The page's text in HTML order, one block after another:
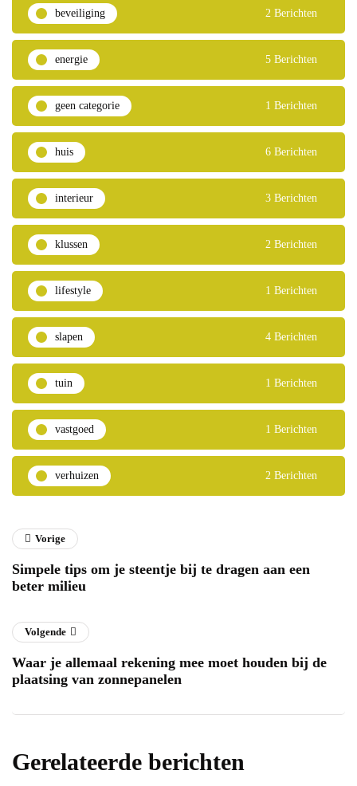
beveiliging 2 Berichten
energie 5 Berichten
geen categorie 1 Berichten
huis 6 Berichten
interieur 3 Berichten
klussen 2 Berichten
lifestyle 1 Berichten
slapen 4 Berichten
tuin 1 Berichten
vastgoed 1 Berichten
verhuizen 2 Berichten
Vorige
Simpele tips om je steentje bij te dragen aan een
beter milieu
Volgende
Waar je allemaal rekening mee moet houden bij de
plaatsing van zonnepanelen
Gerelateerde berichten